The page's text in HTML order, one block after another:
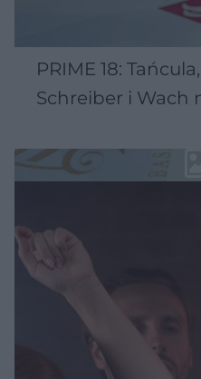
PRIME 18:
Schreiber i Wach